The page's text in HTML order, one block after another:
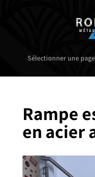
Sélectionner une page
Rampe
en acier